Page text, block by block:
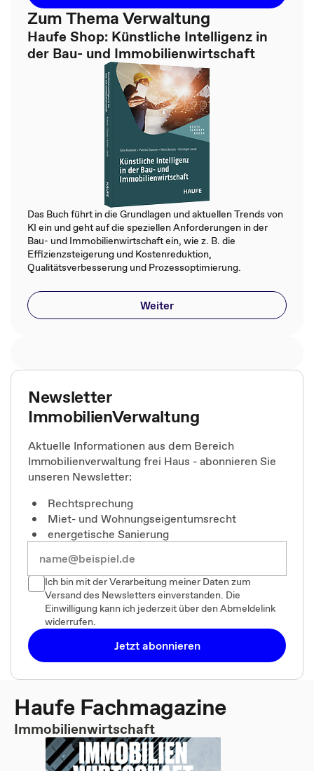
Zum Thema Verwaltung
Haufe Shop: Künstliche Intelligenz in
der Bau- und Immobilienwirtschaft
Das Buch führt in die Grundlagen und aktuellen Trends von
KI ein und geht auf die speziellen Anforderungen in der
Bau- und Immobilienwirtschaft ein, wie z. B. die
Effizienzsteigerung und Kostenreduktion,
Qualitätsverbesserung und Prozessoptimierung.
Weiter
Newsletter
ImmobilienVerwaltung
Aktuelle Informationen aus dem Bereich
Immobilienverwaltung frei Haus - abonnieren Sie
unseren Newsletter:
Rechtsprechung
Miet- und Wohnungseigentumsrecht
energetische Sanierung
Ich bin mit der Verarbeitung meiner Daten zum
Versand des Newsletters einverstanden. Die
Einwilligung kann ich jederzeit über den Abmeldelink
widerrufen.
Jetzt abonnieren
Haufe Fachmagazine
Immobilienwirtschaft